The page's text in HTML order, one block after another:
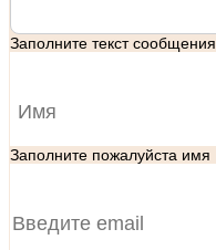
Заполните текст сообщения
Заполните пожалуйста имя